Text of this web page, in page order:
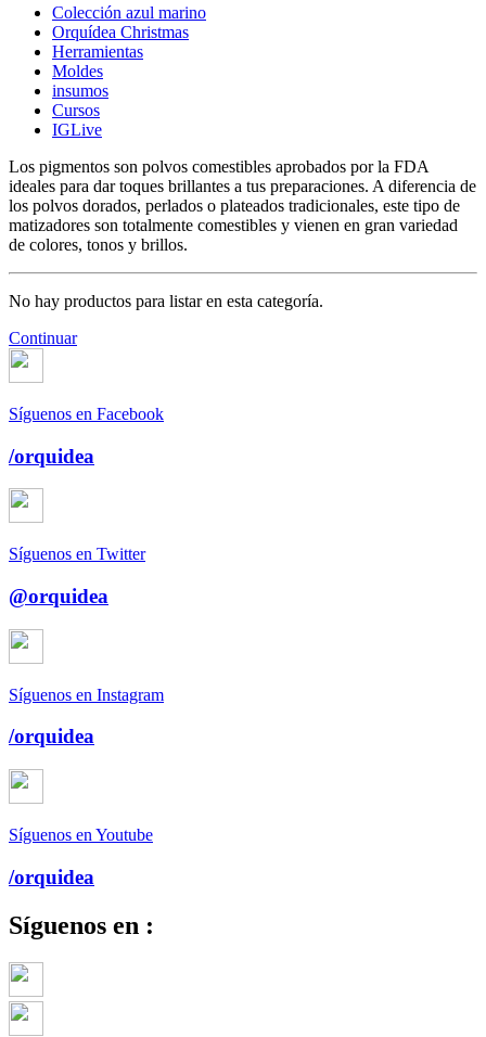
Colección azul marino
Orquídea Christmas
Herramientas
Moldes
insumos
Cursos
IGLive
Los pigmentos son polvos comestibles aprobados por la FDA
ideales para dar toques brillantes a tus preparaciones. A diferencia de
los polvos dorados, perlados o plateados tradicionales, este tipo de
matizadores son totalmente comestibles y vienen en gran variedad
de colores, tonos y brillos.
No hay productos para listar en esta categoría.
Continuar
Síguenos en Facebook
/orquidea
Síguenos en Twitter
@orquidea
Síguenos en Instagram
/orquidea
Síguenos en Youtube
/orquidea
Síguenos en :